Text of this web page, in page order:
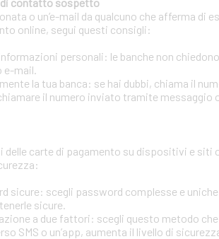
o un’e-mail da qualcuno che afferma di
online, segui questi consigli:
personali: le banche non
e-mail.
la tua banca: se hai dubbi, chiama il
il numero inviato tramite messaggio
delle carte di pagamento su dispositivi e
sicure: scegli password complesse e
sicure.
a due fattori: scegli questo metodo
SMS o un’app, aumenta il livello di